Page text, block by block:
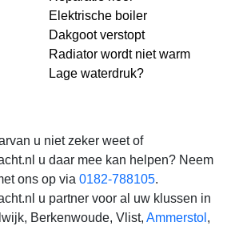
Elektrische boiler
Dakgoot verstopt
Radiator wordt niet warm
Lage waterdruk?
u niet zeker weet of
u daar mee kan helpen? Neem
ons op via 0182-788105.
u partner voor al uw klussen in
Berkenwoude, Vlist, Ammerstol ,